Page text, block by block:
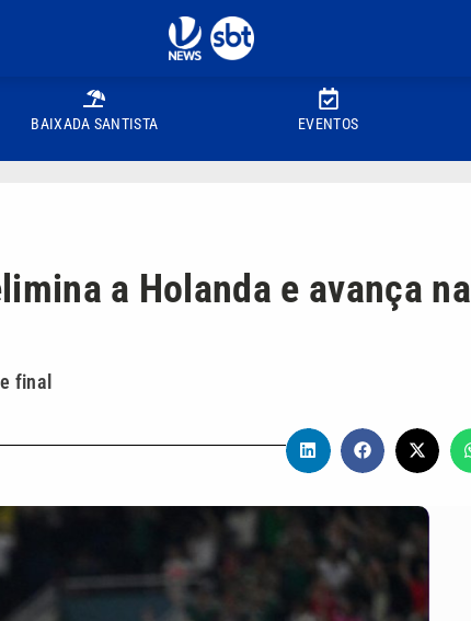
BAIXADA SANTISTA EVENTOS
a Holanda e avança na
final